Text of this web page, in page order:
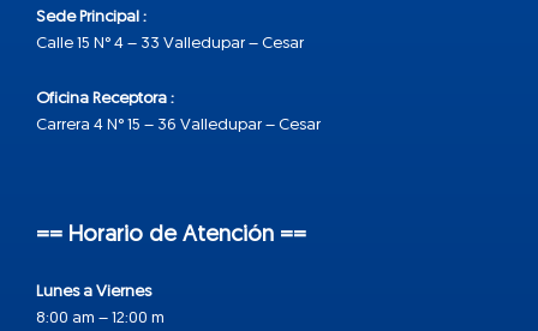
Sede Principal :
Calle 15 N° 4 – 33 Valledupar – Cesar
Oficina Receptora :
Carrera 4 N° 15 – 36 Valledupar – Cesar
== Horario de Atención ==
Lunes a Viernes
8:00 am – 12:00 m